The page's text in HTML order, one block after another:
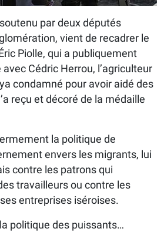
par deux députés
vient de recadrer le
Piolle, qui a publiquement
Cédric Herrou, l’agriculteur
condamné pour avoir aidé des
reçu et décoré de la médaille
la politique de
envers les migrants, lui
contre les patrons qui
travailleurs ou contre les
entreprises iséroises.
politique des puissants…